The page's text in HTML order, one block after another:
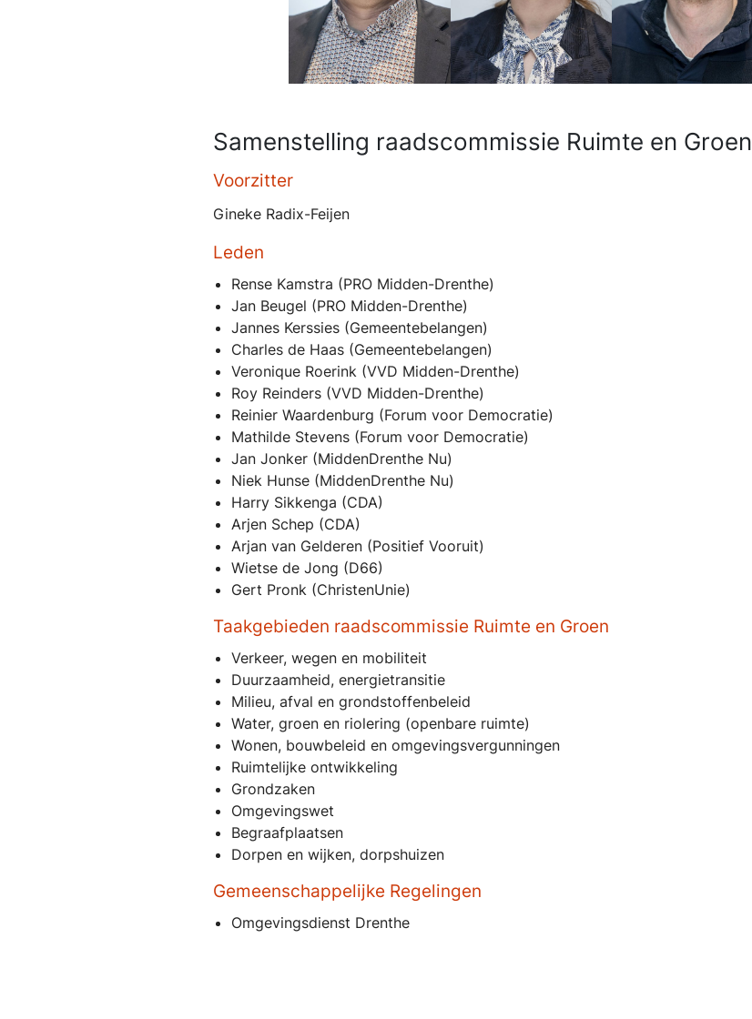
Samenstelling raadscommissie Ruimte en Groen
Voorzitter
Gineke Radix-Feijen
Leden
Rense Kamstra (PRO Midden-Drenthe)
Jan Beugel (PRO Midden-Drenthe)
Jannes Kerssies (Gemeentebelangen)
Charles de Haas (Gemeentebelangen)
Veronique Roerink (VVD Midden-Drenthe)
Roy Reinders (VVD Midden-Drenthe)
Reinier Waardenburg (Forum voor Democratie)
Mathilde Stevens (Forum voor Democratie)
Jan Jonker (MiddenDrenthe Nu)
Niek Hunse (MiddenDrenthe Nu)
Harry Sikkenga (CDA)
Arjen Schep (CDA)
Arjan van Gelderen (Positief Vooruit)
Wietse de Jong (D66)
Gert Pronk (ChristenUnie)
Taakgebieden raadscommissie Ruimte en Groen
Verkeer, wegen en mobiliteit
Duurzaamheid, energietransitie
Milieu, afval en grondstoffenbeleid
Water, groen en riolering (openbare ruimte)
Wonen, bouwbeleid en omgevingsvergunningen
Ruimtelijke ontwikkeling
Grondzaken
Omgevingswet
Begraafplaatsen
Dorpen en wijken, dorpshuizen
Gemeenschappelijke Regelingen
Omgevingsdienst Drenthe